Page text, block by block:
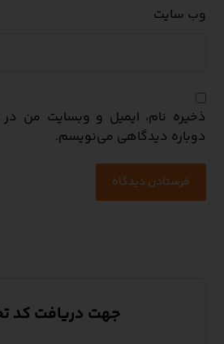
دوباره دیدگاهی می‌نویسم.
فرستادن دیدگاه